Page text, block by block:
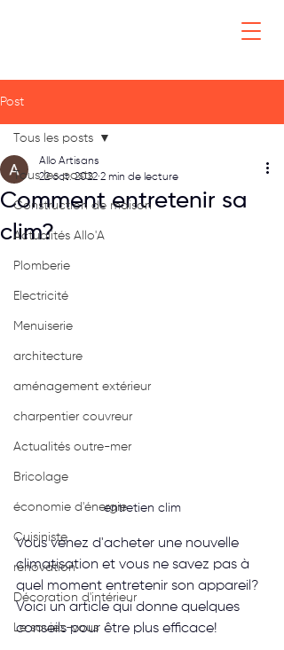
Post
Tous les posts
Construction de maison
Actualités Allo'A
Plomberie
Electricité
Menuiserie
architecture
aménagement extérieur
charpentier couvreur
Actualités outre-mer
Bricolage
économie d'énergie
Cuisiniste
rénovation
Décoration d'intérieur
Le saviez-vous
Tous les posts
Comment entretenir sa
clim?
Allo Artisans
22 oct. 2022 2 min de lecture
entretien clim
Vous venez d'acheter une nouvelle
climatisation et vous ne savez pas à
quel moment entretenir son appareil?
Voici un article qui donne quelques
conseils pour être plus efficace!